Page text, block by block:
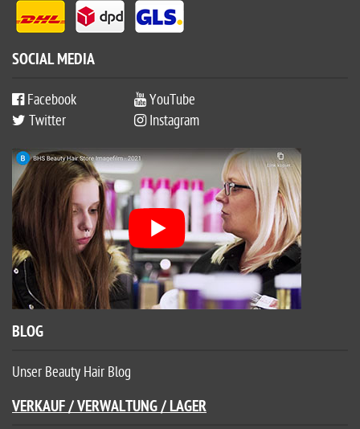
SOCIAL MEDIA
Facebook
YouTube
Twitter
Instagram
BLOG
Unser Beauty Hair Blog
VERKAUF / VERWALTUNG / LAGER